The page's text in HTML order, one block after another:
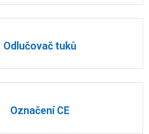
Odlučovač tuků
Označení CE